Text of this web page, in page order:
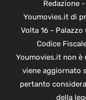
Redazione-
Youmovies.it di
Volta 16 -
Codice
Youmovies.it non
viene aggiornato
pertanto
della